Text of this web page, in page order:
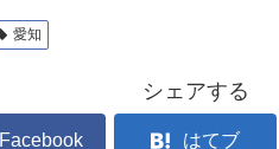
愛知
シェアする
Facebook はてブ